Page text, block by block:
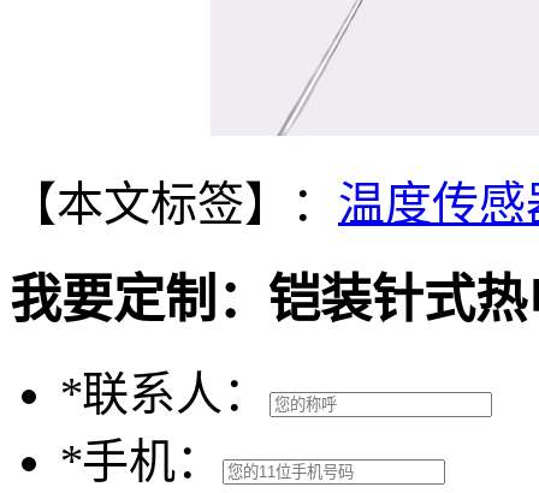
【本文标签】： 温度传感
我要定制： 铠装针式
*联系人：
*手机：